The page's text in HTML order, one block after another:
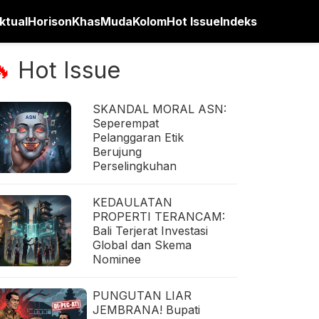
HorisonKhasMudaKolomHot IssueIndeks
Hot Issue
SKANDAL MORAL ASN:
Seperempat
Pelanggaran Etik
Berujung
Perselingkuhan
KEDAULATAN
PROPERTI TERANCAM:
Bali Terjerat Investasi
Global dan Skema
Nominee
PUNGUTAN LIAR
JEMBRANA! Bupati